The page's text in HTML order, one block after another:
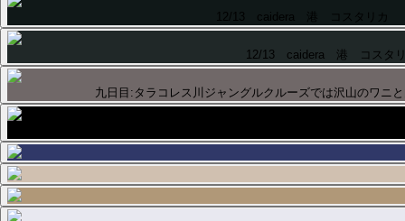
12/13 caidera 港 コスタリカ
12/13 caidera 港 コスタ
九日目:タラコレス川ジャングルクルーズでは沢山のワニ